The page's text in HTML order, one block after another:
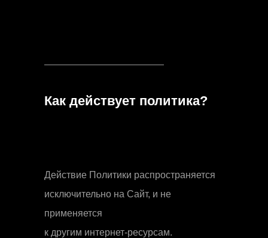
Как действует политика?
Действие Политики распространяется
исключительно на Сайт, и не
применяется
к другим интернет-ресурсам.